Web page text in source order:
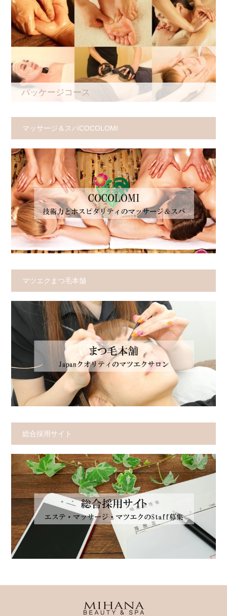
パッケージコース
マッサージ＆スパCOCOLOMI
マツエクまつ毛本舗
総合採用サイト